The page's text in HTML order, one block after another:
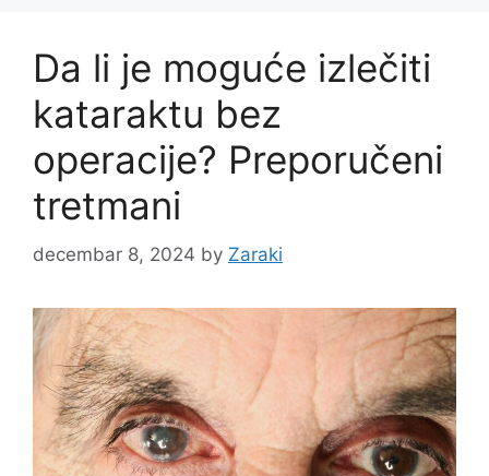
Da li je moguće izlečiti
kataraktu bez
operacije? Preporučeni
tretmani
decembar 8, 2024 by Zaraki